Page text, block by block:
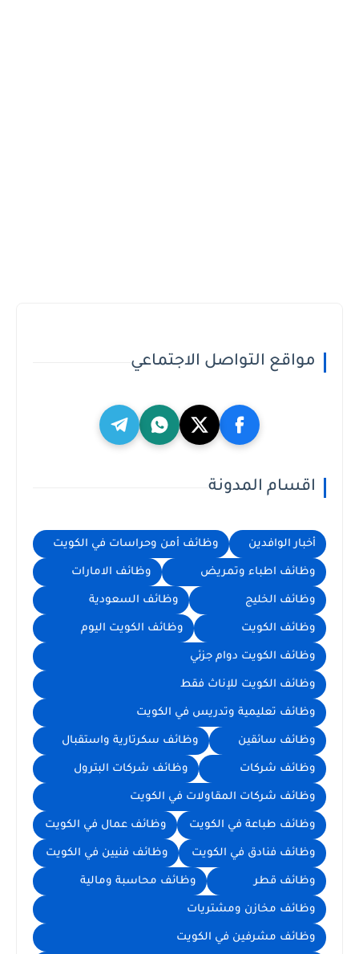
مواقع التواصل الاجتماعي
اقسام المدونة
أخبار الوافدين وظائف أمن وحراسات في الكويت
وظائف اطباء وتمريض وظائف الامارات
وظائف الخليج وظائف السعودية
وظائف الكويت وظائف الكويت اليوم
وظائف الكويت دوام جزئي
وظائف الكويت للإناث فقط
وظائف تعليمية وتدريس في الكويت
وظائف سائقين وظائف سكرتارية واستقبال
وظائف شركات وظائف شركات البترول
وظائف شركات المقاولات في الكويت
وظائف طباعة في الكويت وظائف عمال في الكويت
وظائف فنادق في الكويت وظائف فنيين في الكويت
وظائف قطر وظائف محاسبة ومالية
وظائف مخازن ومشتريات
وظائف مشرفين في الكويت